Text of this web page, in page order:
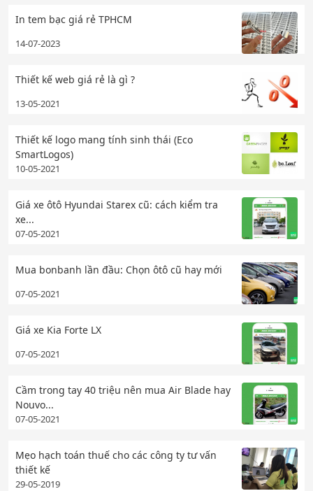
In tem bạc giá rẻ TPHCM
14-07-2023
Thiết kế web giá rẻ là gì ?
13-05-2021
Thiết kế logo mang tính sinh thái (Eco
SmartLogos)
10-05-2021
Giá xe ôtô Hyundai Starex cũ: cách kiểm tra
xe...
07-05-2021
Mua bonbanh lần đầu: Chọn ôtô cũ hay mới
07-05-2021
Giá xe Kia Forte LX
07-05-2021
Cầm trong tay 40 triệu nên mua Air Blade hay
Nouvo...
07-05-2021
Mẹo hạch toán thuế cho các công ty tư vấn
thiết kế
29-05-2019